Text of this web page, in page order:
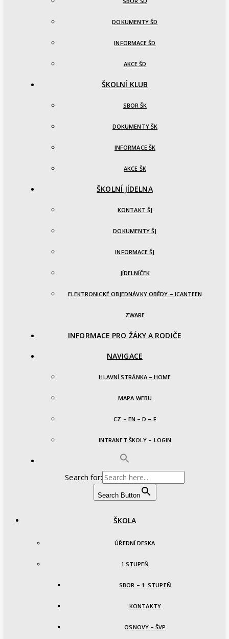
DOKUMENTY ŠD
INFORMACE ŠD
AKCE ŠD
ŠKOLNÍ KLUB
SBOR ŠK
DOKUMENTY ŠK
INFORMACE ŠK
AKCE ŠK
ŠKOLNÍ JÍDELNA
KONTAKT ŠJ
DOKUMENTY ŠJ
INFORMACE ŠJ
JÍDELNÍČEK
ELEKTRONICKÉ OBJEDNÁVKY OBĚDY – ICANTEEN
ZWARE
INFORMACE PRO ŽÁKY A RODIČE
NAVIGACE
HLAVNÍ STRÁNKA – HOME
MAPA WEBU
CZ – EN – D – F
INTRANET ŠKOLY – LOGIN
Search for:
Search Button
ŠKOLA
ÚŘEDNÍ DESKA
1.STUPEŇ
SBOR – 1. STUPEŇ
KONTAKTY
OSNOVY – ŠVP